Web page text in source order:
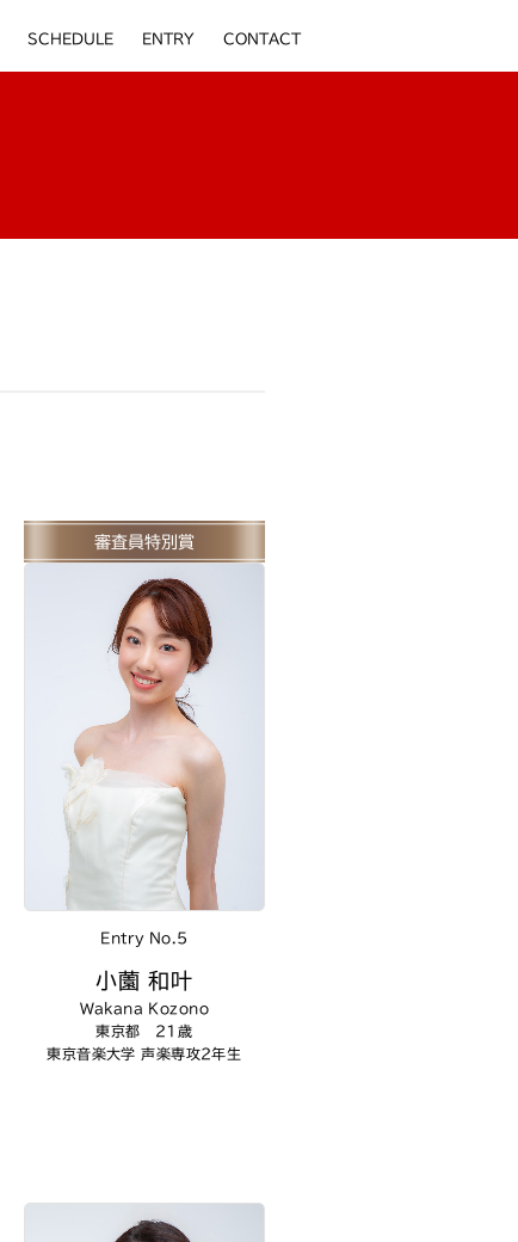
SCHEDULE ENTRY CONTACT
審査員特別賞
Entry No.5
小薗 和叶
Wakana Kozono
東京都 21歳
東京音楽大学 声楽専攻2年生